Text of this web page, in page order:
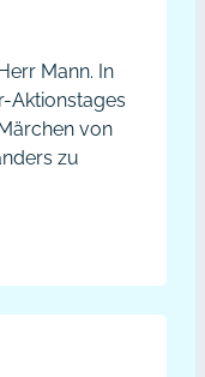
Mann. In
Aktionstages
von
zu